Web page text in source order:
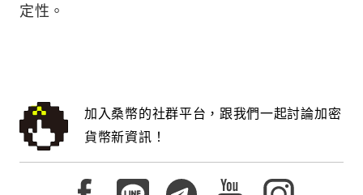
定性。
加入桑幣的社群平台，跟我們一起討論加密
貨幣新資訊！